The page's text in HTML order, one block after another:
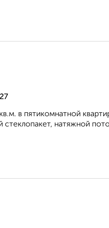
в пятикомнатной
натяжной